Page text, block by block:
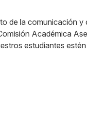
de la comunicación
Académica
estudiantes